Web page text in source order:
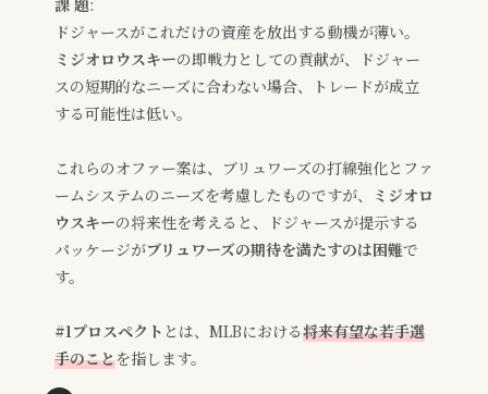
ドジャースがこれだけの資産を放出する動機が薄い。
ミジオロウスキーの即戦力としての貢献が、ドジャー
スの短期的なニーズに合わない場合、トレードが成立
する可能性は低い。
これらのオファー案は、ブリュワーズの打線強化とファ
ームシステムのニーズを考慮したものですが、
ミジオロ
ウスキーの将来性を考えると、ドジャースが提示する
パッケージがブリュワーズの期待を満たすのは困難で
す。
#1プロスペクト とは、MLBにおける将来有望な若手選
手のことを指します。